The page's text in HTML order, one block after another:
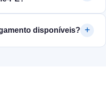
disponíveis?